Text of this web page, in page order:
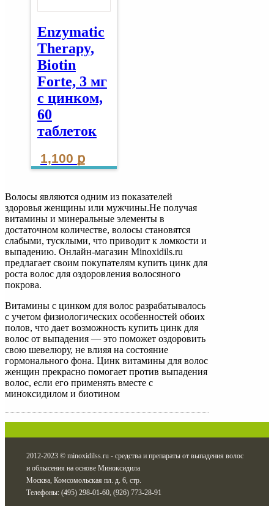
Enzymatic
Therapy,
Biotin
Forte, 3 мг
с цинком,
60
таблеток
1,100 ք
Волосы являются одним из показателей
здоровья женщины или мужчины.Не получая
витамины и минеральные элементы в
достаточном количестве, волосы становятся
слабыми, тусклыми, что приводит к ломкости и
выпадению. Онлайн-магазин Minoxidils.ru
предлагает своим покупателям купить цинк для
роста волос для оздоровления волосяного
покрова.
Витамины с цинком для волос разрабатывалось
с учетом физиологических особенностей обоих
полов, что дает возможность купить цинк для
волос от выпадения — это поможет оздоровить
свою шевелюру, не влияя на состояние
гормонального фона. Цинк витамины для волос
женщин прекрасно помогает против выпадения
волос, если его применять вместе с
миноксидилом и биотином
2012-2023 © minoxidilss.ru - средства и препараты от выпадения волос
и облысения на основе Миноксидила
Москва, Комсомольская пл. д. 6, стр.
Телефоны: (495) 298-01-60, (926) 773-28-91